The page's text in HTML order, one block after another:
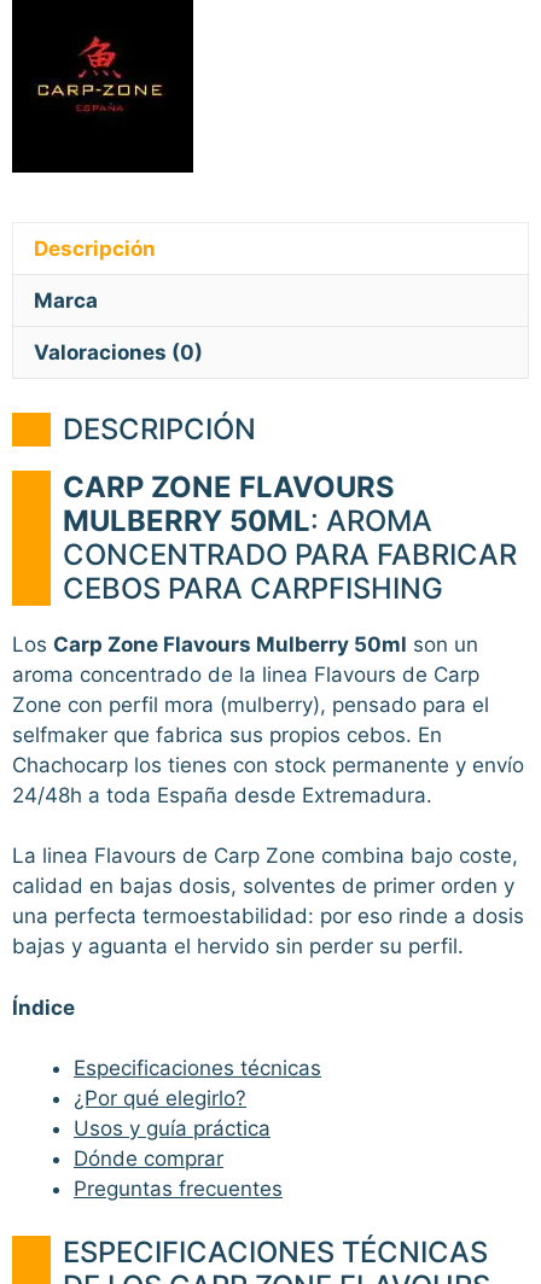
Descripción
Marca
Valoraciones (0)
DESCRIPCIÓN
CARP ZONE FLAVOURS
MULBERRY 50ML: AROMA
CONCENTRADO PARA FABRICAR
CEBOS PARA CARPFISHING
Los Carp Zone Flavours Mulberry 50ml son un
aroma concentrado de la linea Flavours de Carp
Zone con perfil mora (mulberry), pensado para el
selfmaker que fabrica sus propios cebos. En
Chachocarp los tienes con stock permanente y envío
24/48h a toda España desde Extremadura.
La linea Flavours de Carp Zone combina bajo coste,
calidad en bajas dosis, solventes de primer orden y
una perfecta termoestabilidad: por eso rinde a dosis
bajas y aguanta el hervido sin perder su perfil.
Índice
Especificaciones técnicas
¿Por qué elegirlo?
Usos y guía práctica
Dónde comprar
Preguntas frecuentes
ESPECIFICACIONES TÉCNICAS